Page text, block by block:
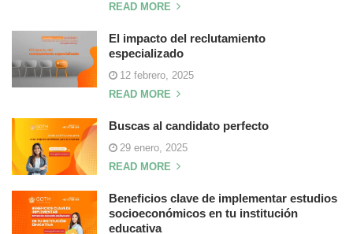
READ MORE
El impacto del reclutamiento
especializado
12 febrero, 2025
READ MORE
Buscas al candidato perfecto
29 enero, 2025
READ MORE
Beneficios clave de implementar estudios
socioeconómicos en tu institución
educativa